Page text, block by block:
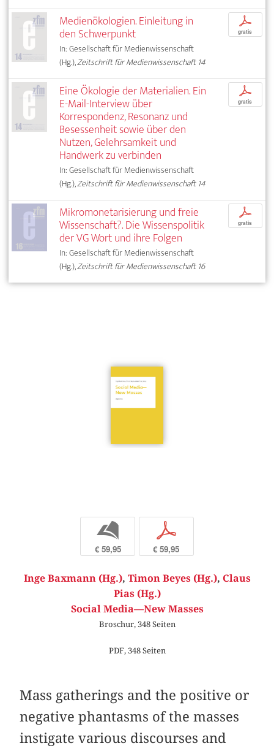
Medienökologien. Einleitung in
den Schwerpunkt
In: Gesellschaft für Medienwissenschaft
(Hg.),Zeitschrift für Medienwissenschaft 14
p
gratis
Eine Ökologie der Materialien. Ein
E-Mail-Interview über
Korrespondenz, Resonanz und
Besessenheit sowie über den
Nutzen, Gelehrsamkeit und
Handwerk zu verbinden
In: Gesellschaft für Medienwissenschaft
(Hg.),Zeitschrift für Medienwissenschaft 14
p
gratis
Mikromonetarisierung und freie
Wissenschaft?. Die Wissenspolitik
der VG Wort und ihre Folgen
In: Gesellschaft für Medienwissenschaft
(Hg.),Zeitschrift für Medienwissenschaft 16
p
gratis
b
€ 59,95
p
€ 59,95
Inge Baxmann (Hg.), Timon Beyes (Hg.), Claus
Pias (Hg.)
Social Media—New Masses
Broschur, 348 Seiten
PDF, 348 Seiten
Mass gatherings and the positive or
negative phantasms of the masses
instigate various discourses and